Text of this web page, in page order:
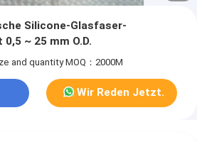
Silicone-Glasfaser-
~ 25 mm O.D.
and quantity MOQ：2000M
Wir Reden Jetzt.